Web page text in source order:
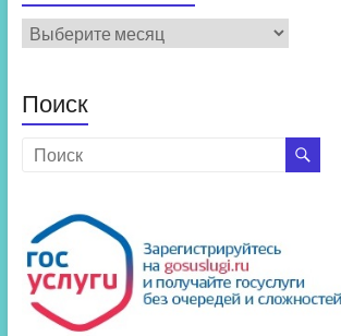
Архив
новостей
Поиск